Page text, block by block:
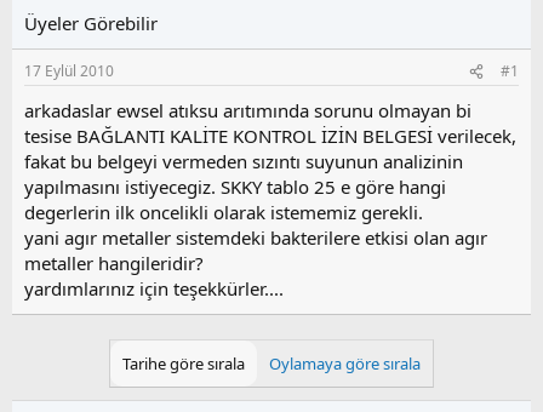
u
y
u
a
ş
l
a
t
a
n
l
a
ı
ç
t
a
r
i
h
i
Üyeler Görebilir
17 Eylül 2010 #1
arkadaslar ewsel atıksu arıtımında sorunu olmayan bi
tesise BAĞLANTI KALİTE KONTROL İZİN BELGESİ verilecek,
fakat bu belgeyi vermeden sızıntı suyunun analizinin
yapılmasını istiyecegiz. SKKY tablo 25 e göre hangi
degerlerin ilk oncelikli olarak istememiz gerekli.
yani agır metaller sistemdeki bakterilere etkisi olan agır
metaller hangileridir?
yardımlarınız için teşekkürler....
Tarihe göre sırala Oylamaya göre sırala